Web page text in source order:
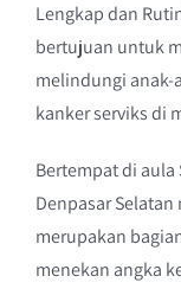
Lengkap dan
bertujuan untuk
melindungi anak-
kanker serviks di
Bertempat di aula
Denpasar
merupakan
menekan angka